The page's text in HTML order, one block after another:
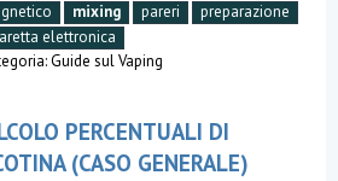
mixing pareri
preparazione
elettronica
Guide sul Vaping
PERCENTUALI DI
(CASO GENERALE)